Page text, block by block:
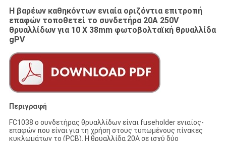
Η βαρέων καθηκόντων ενιαία οριζόντια επιτροπή
επαφών τοποθετεί το συνδετήρα 20A 250V
θρυαλλίδων για 10 X 38mm φωτοβολταϊκή θρυαλλίδα
gPV
Περιγραφή
FC1038 ο συνδετήρας θρυαλλίδων είναι fuseholder ενιαίος-
επαφών που είναι για τη χρήση στους τυπωμένους πίνακες
κυκλωμάτων το (PCB). Η θρυαλλίδα 20A σε ισχύ δύο